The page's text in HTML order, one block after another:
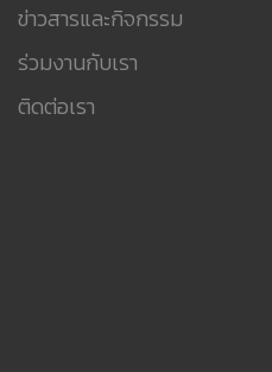
ข่าวสารและกิจกรรม
ร่วมงานกับเรา
ติดต่อเรา